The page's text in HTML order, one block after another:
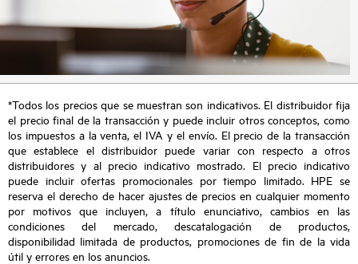
*Todos los precios que se muestran son indicativos. El distribuidor fija
el precio final de la transacción y puede incluir otros conceptos, como
los impuestos a la venta, el IVA y el envío. El precio de la transacción
que establece el distribuidor puede variar con respecto a otros
distribuidores y al precio indicativo mostrado. El precio indicativo
puede incluir ofertas promocionales por tiempo limitado. HPE se
reserva el derecho de hacer ajustes de precios en cualquier momento
por motivos que incluyen, a título enunciativo, cambios en las
condiciones del mercado, descatalogación de productos,
disponibilidad limitada de productos, promociones de fin de la vida
útil y errores en los anuncios.